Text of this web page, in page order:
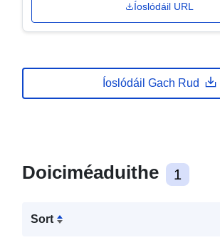
Íoslódáil URL
Íoslódáil Gach Rud
Doiciméaduithe 1
Sort